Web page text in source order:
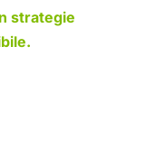
strategie